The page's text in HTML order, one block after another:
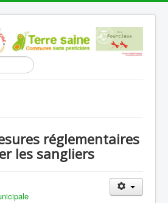
réglementaires
les sangliers